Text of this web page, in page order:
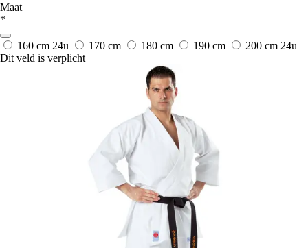
Maat
*
160 cm 24u 170 cm 180 cm 190 cm 200 cm 24u
Dit veld is verplicht